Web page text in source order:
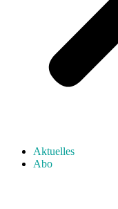
Aktuelles
Abo